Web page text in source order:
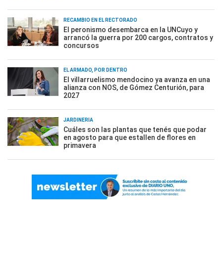
RECAMBIO EN EL RECTORADO
El peronismo desembarca en la UNCuyo y
arrancó la guerra por 200 cargos, contratos y
concursos
EL ARMADO, POR DENTRO
El villarruelismo mendocino ya avanza en una
alianza con NOS, de Gómez Centurión, para
2027
JARDINERÍA
Cuáles son las plantas que tenés que podar
en agosto para que estallen de flores en
primavera